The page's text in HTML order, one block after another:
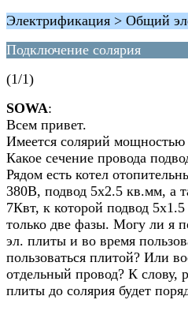
Электрификация > Общий
Подключение солярия
(1/1)
SOWA:
Всем привет.
Имеется солярий
Какое сечение провода
Рядом есть котел
380В, подвод 5х2.5 кв.мм, а
7Квт, к которой подвод
только две фазы. Могу ли я
эл. плиты и во время
пользоваться плитой? Или
отдельный провод? К слову,
плиты до солярия будет